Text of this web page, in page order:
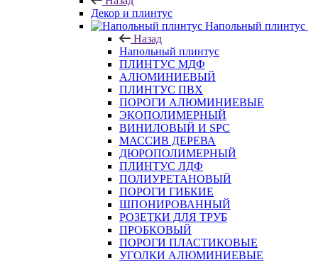
Назад
Напольный плинтус
ПЛИНТУС МДФ
АЛЮМИНИЕВЫЙ
ПЛИНТУС ПВХ
ПОРОГИ АЛЮМИНИЕВЫЕ
ЭКОПОЛИМЕРНЫЙ
ВИНИЛОВЫЙ И SPC
МАССИВ ДЕРЕВА
ДЮРОПОЛИМЕРНЫЙ
ПЛИНТУС ЛДФ
ПОЛИУРЕТАНОВЫЙ
ПОРОГИ ГИБКИЕ
ШПОНИРОВАННЫЙ
РОЗЕТКИ ДЛЯ ТРУБ
ПРОБКОВЫЙ
ПОРОГИ ПЛАСТИКОВЫЕ
УГОЛКИ АЛЮМИНИЕВЫЕ
Лепной декор